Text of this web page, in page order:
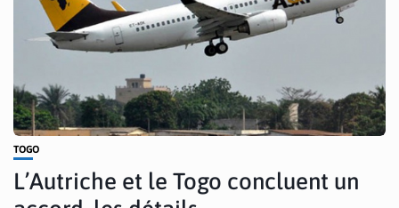
TOGO
L’Autriche et le Togo concluent un